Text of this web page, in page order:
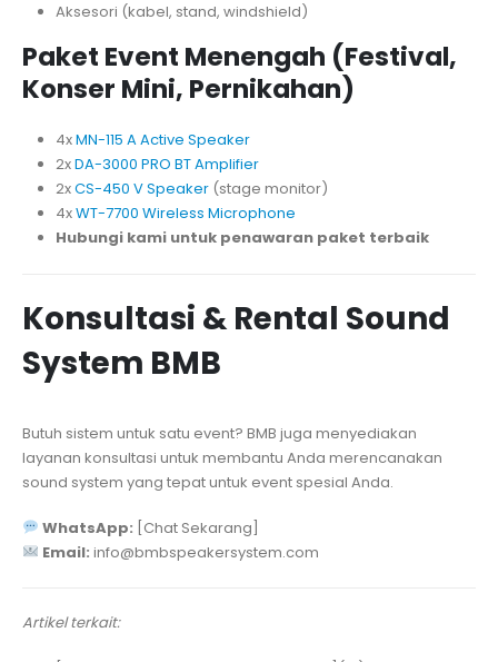
Aksesori (kabel, stand, windshield)
Paket Event Menengah (Festival,
Konser Mini, Pernikahan)
4xMN-115 A Active Speaker
2xDA-3000 PRO BT Amplifier
2xCS-450 V Speaker(stage monitor)
4xWT-7700 Wireless Microphone
Hubungi kami untuk penawaran paket terbaik
Konsultasi & Rental Sound
System BMB
Butuh sistem untuk satu event? BMB juga menyediakan
layanan konsultasi untuk membantu Anda merencanakan
sound system yang tepat untuk event spesial Anda.
WhatsApp: [Chat Sekarang]
Email: info@bmbspeakersystem.com
Artikel terkait: